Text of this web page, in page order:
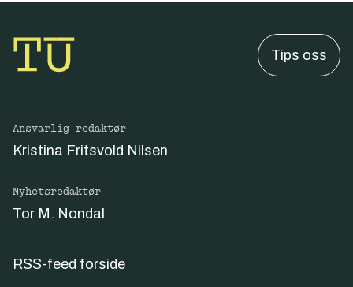
Tips oss
Ansvarlig redaktør
Kristina Fritsvold Nilsen
Nyhetsredaktør
Tor M. Nondal
RSS-feed forside